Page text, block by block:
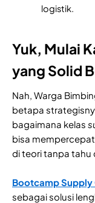
logistik.
Yuk, Mulai
yang Solid
Nah, Warga
betapa
bagaimana kelas
bisa
di teori tanpa tahu
Bootcamp Supply
sebagai solusi